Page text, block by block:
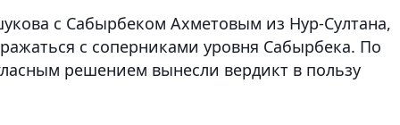
с Сабырбеком Ахметовым из Нур-Султана,
с соперниками уровня Сабырбека. По
решением вынесли вердикт в пользу